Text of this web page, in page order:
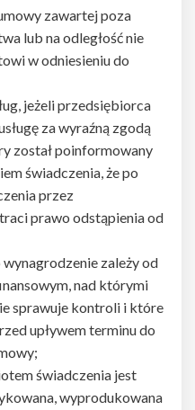
zawartej poza
lub na odległość nie
w odniesieniu do
jeżeli przedsiębiorca
za wyraźną zgodą
został poinformowany
świadczenia, że po
przez
prawo odstąpienia od
zależy od
nad którymi
sprawuje kontroli i które
upływem terminu do
świadczenia jest
wyprodukowana